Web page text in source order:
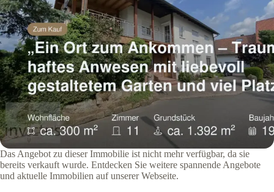
Das Angebot zu dieser Immobilie ist nicht mehr verfügbar, da sie
bereits verkauft wurde. Entdecken Sie weitere spannende Angebote
und aktuelle Immobilien auf unserer Webseite.